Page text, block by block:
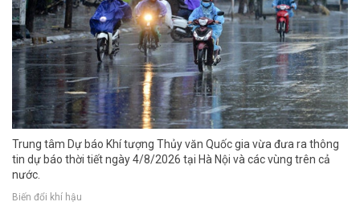
Trung tâm Dự báo Khí tượng Thủy văn Quốc gia vừa đưa ra thông
tin dự báo thời tiết ngày 4/8/2026 tại Hà Nội và các vùng trên cả
nước.
Biến đổi khí hậu